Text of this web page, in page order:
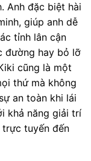
Anh đặc biệt hài
giúp anh dễ
tỉnh lân cận
đường hay bỏ lỡ
cũng là một
thứ mà không
an toàn khi lái
khả năng giải trí
trực tuyến đến